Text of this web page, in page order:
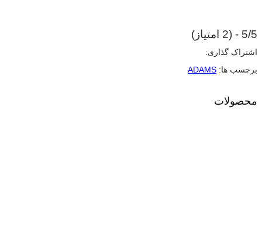
5/5 - (2 امتیاز)
اشتراک گذاری:
برچسب ها: ADAMS
محصولات